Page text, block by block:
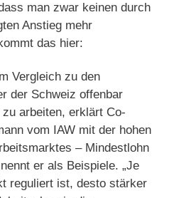
man zwar keinen durch
Anstieg mehr
das hier:
Vergleich zu den
der Schweiz offenbar
arbeiten, erklärt Co-
vom IAW mit der hohen
– Mindestlohn
er als Beispiele. „Je
reguliert ist, desto stärker